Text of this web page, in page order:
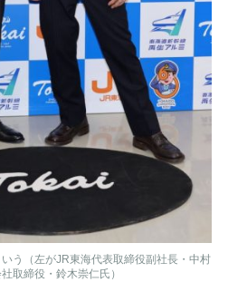
う（左がJR東海代表取締役副社長・中村
取締役・鈴木崇仁氏）